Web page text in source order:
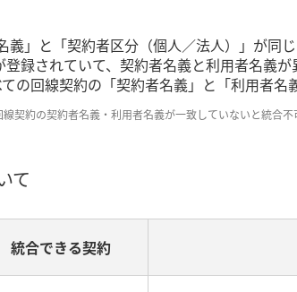
」と「契約者区分（個人／法人）」が同じ
録されていて、契約者名義と利用者名義が
の回線契約の「契約者名義」と「利用者名
契約の契約者名義・利用者名義が一致していないと統合不
て
統合できる契約